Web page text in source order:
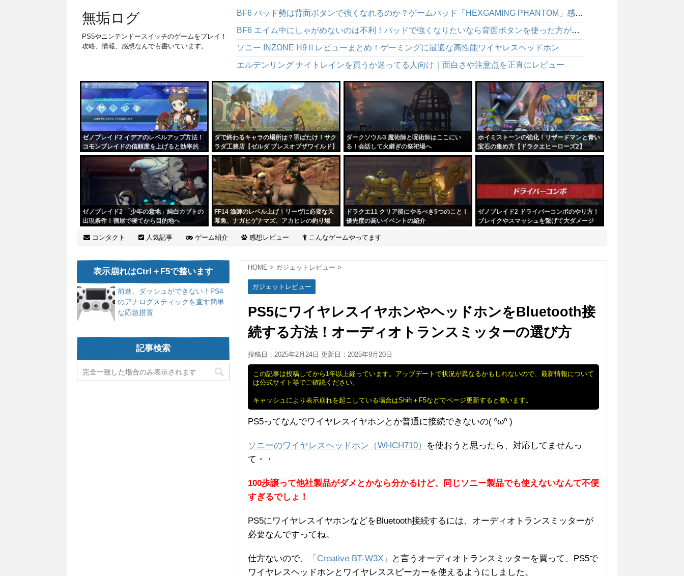
無垢ログ
PS5やニンテンドースイッチのゲームをプレイ！
攻略、情報、感想なんでも書いています。
BF6 パッド勢は背面ボタンで強くなれるのか？ゲームパッド「HEXGAMING PHANTOM」感想レビュー
BF6 エイム中にしゃがめないのは不利！パッドで強くなりたいなら背面ボタンを使った方が絶対にいい
ソニー INZONE H9Ⅱレビューまとめ！ゲーミングに最適な高性能ワイヤレスヘッドホン
エルデンリング ナイトレインを買うか迷ってる人向け｜面白さや注意点を正直にレビュー
ゼノブレイド2 イデアのレベルアップ方法！
コモンブレイドの信頼度を上げると効率的
ダで終わるキャラの場所は？羽ばたけ！サク
ラダ工務店【ゼルダ ブレスオブザワイルド】
ダークソウル3 魔術師と呪術師はここにい
る！会話して火継ぎの祭祀場へ
ホイミストーンの強化！リザードマンと青い
宝石の集め方【ドラクエヒーローズ2】
ゼノブレイド2 「少年の意地」純白カブトの
出現条件！宿屋で寝てから目的地へ
FF14 漁師のレベル上げ！リーヴに必要な天
幕魚、ナガヒゲナマズ、アカヒレの釣り場
ドラクエ11 クリア後にやるべき5つのこと！
優先度の高いイベントの紹介
ゼノブレイド2 ドライバーコンボのやり方！
ブレイクやスマッシュを繋げて大ダメージ
コンタクト 人気記事 ゲーム紹介 感想レビュー こんなゲームやってます
HOME > ガジェットレビュー >
ガジェットレビュー
PS5にワイヤレスイヤホンやヘッドホンをBluetooth接
続する方法！オーディオトランスミッターの選び方
投稿日：2025年2月24日 更新日： 2025年9月20日
この記事は投稿してから1年以上経っています。アップデートで状況が異なるかもしれないので、最新情報について
は公式サイト等でご確認ください。
キャッシュにより表示崩れを起こしている場合はShift＋F5などでページ更新すると整います。
PS5ってなんでワイヤレスイヤホンとか普通に接続できないの( ºωº )
ソニーのワイヤレスヘッドホン（WHCH710）
を使おうと思ったら、対応してませんっ
て・・
100歩譲って他社製品がダメとかなら分かるけど、同じソニー製品でも使えないなんて不便
すぎるでしょ！
PS5にワイヤレスイヤホンなどをBluetooth接続するには、オーディオトランスミッターが
必要なんですってね。
仕方ないので、 「Creative BT-W3X」
と言うオーディオトランスミッターを買って、PS5で
ワイヤレスヘッドホンとワイヤレススピーカーを使えるようにしました。
表示崩れはCtrl＋F5で整います
前進、ダッシュができない！PS4
のアナログスティックを直す簡単
な応急措置
記事検索